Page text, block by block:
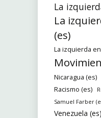
La
La
(es)
La izquierda
Nicaragua (es)
Racismo (es)
Samuel Farber
Venezuela (es)